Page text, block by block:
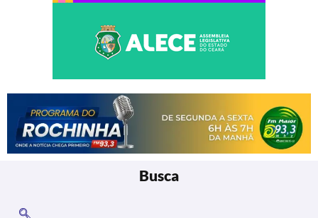
Busca